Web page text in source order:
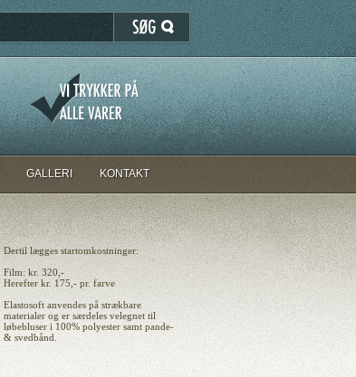
GALLERI KONTAKT
Dertil lægges startomkostninger:
Film: kr. 320,-
Herefter kr. 175,- pr. farve
Elastosoft anvendes på strækbare
materialer og er særdeles velegnet til
løbebluser i 100% polyester samt pande-
& svedbånd.